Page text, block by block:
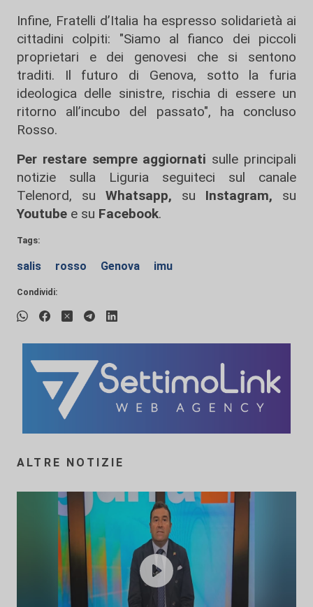
Infine, Fratelli d’Italia ha espresso solidarietà ai
cittadini colpiti: "Siamo al fianco dei piccoli
proprietari e dei genovesi che si sentono
traditi. Il futuro di Genova, sotto la furia
ideologica delle sinistre, rischia di essere un
ritorno all’incubo del passato", ha concluso
Rosso.
Per restare sempre aggiornati sulle principali
notizie sulla Liguria seguiteci sul canale
Telenord, su
Whatsapp, su Instagram, su
Youtube e su Facebook.
Tags:
salis rosso Genova imu
Condividi:
ALTRE NOTIZIE